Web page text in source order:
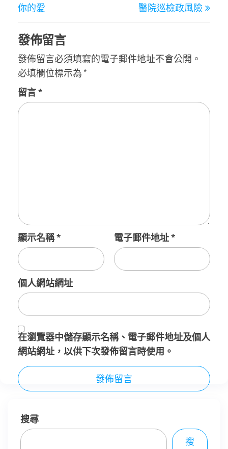
你的愛
醫院巡檢政風險
發佈留言
發佈留言必須填寫的電子郵件地址不會公開。
必填欄位標示為 *
留言*
顯示名稱* 電子郵件地址*
個人網站網址
在瀏覽器中儲存顯示名稱、電子郵件地址及個人
網站網址，以供下次發佈留言時使用。
搜尋
搜